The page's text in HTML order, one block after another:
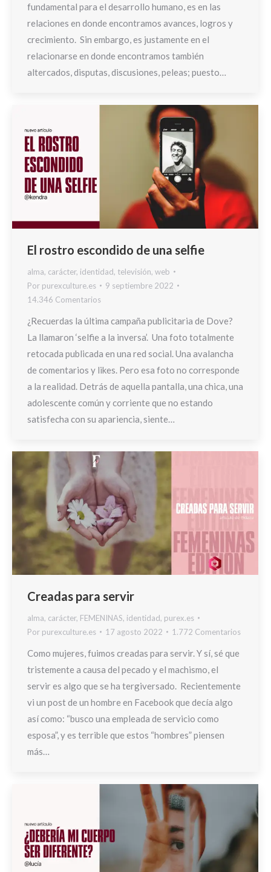
fundamental para el desarrollo humano, es en las
relaciones en donde encontramos avances, logros y
crecimiento. Sin embargo, es justamente en el
relacionarse en donde encontramos también
altercados, disputas, discusiones, peleas; puesto…
El rostro escondido de una selfie
alma, carácter, identidad, televisión, web
Por purexculture.es
9 septiembre 2022
14.346 Comentarios
¿Recuerdas la última campaña publicitaria de Dove?
La llamaron ‘selfie a la inversa’. Una foto totalmente
retocada publicada en una red social. Una avalancha
de comentarios y likes. Pero esa foto no corresponde
a la realidad. Detrás de aquella pantalla, una chica, una
adolescente común y corriente que no estando
satisfecha con su apariencia, siente…
Creadas para servir
alma, carácter, FEMENINAS, identidad, purex.es
Por purexculture.es 17 agosto 2022 1.772 Comentarios
Como mujeres, fuimos creadas para servir. Y sí, sé que
tristemente a causa del pecado y el machismo, el
servir es algo que se ha tergiversado. Recientemente
vi un post de un hombre en Facebook que decía algo
así como: “busco una empleada de servicio como
esposa”, y es terrible que estos “hombres” piensen
más…